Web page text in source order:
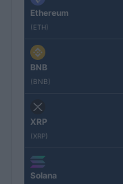
Ethereum
(ETH)
BNB
(BNB)
XRP
(XRP)
Solana